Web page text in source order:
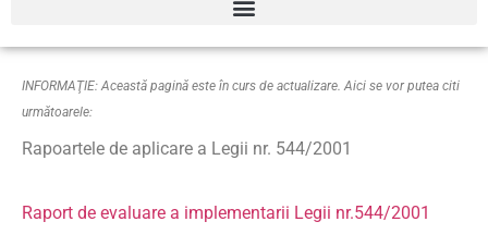
INFORMAŢIE: Această pagină este în curs de actualizare. Aici se vor putea citi
următoarele:
Rapoartele de aplicare a Legii nr. 544/2001
Raport de evaluare a implementarii Legii nr.544/2001